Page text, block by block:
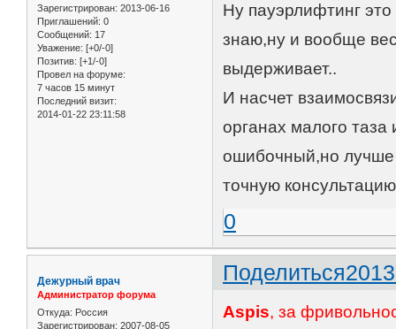
Зарегистрирован: 2013-06-16
Приглашений: 0
Сообщений: 17
Уважение: [+0/-0]
Позитив: [+1/-0]
Провел на форуме:
7 часов 15 минут
Последний визит:
2014-01-22 23:11:58
Ну пауэрлифтинг
знаю,ну и вообще
выдерживает..
И насчет
органах малого таза
ошибочный,но
точную
0
Поделиться
Дежурный врач
Администратор форума
Откуда: Россия
Зарегистрирован: 2007-08-05
Aspis, за